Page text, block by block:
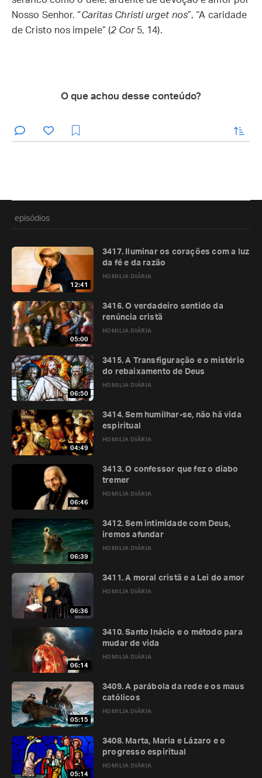
Nosso Senhor. “Caritas Christi urget nos”, “A caridade
de Cristo nos impele” (2 Cor5, 14).
O que achou desse conteúdo?
enviar
episódios
12:41
HOMILIA DIÁRIA
3417. Iluminar os corações com a luz
da fé e da razão
05:00
HOMILIA DIÁRIA
3416. O verdadeiro sentido da
renúncia cristã
06:50
HOMILIA DIÁRIA
3415. A Transfiguração e o mistério
do rebaixamento de Deus
04:49
HOMILIA DIÁRIA
3414. Sem humilhar-se, não há vida
espiritual
06:46
HOMILIA DIÁRIA
3413. O confessor que fez o diabo
tremer
06:39
HOMILIA DIÁRIA
3412. Sem intimidade com Deus,
iremos afundar
06:36
HOMILIA DIÁRIA
3411. A moral cristã e a Lei do amor
06:14
HOMILIA DIÁRIA
3410. Santo Inácio e o método para
mudar de vida
05:15
HOMILIA DIÁRIA
3409. A parábola da rede e os maus
católicos
05:14
HOMILIA DIÁRIA
3408. Marta, Maria e Lázaro e o
progresso espiritual